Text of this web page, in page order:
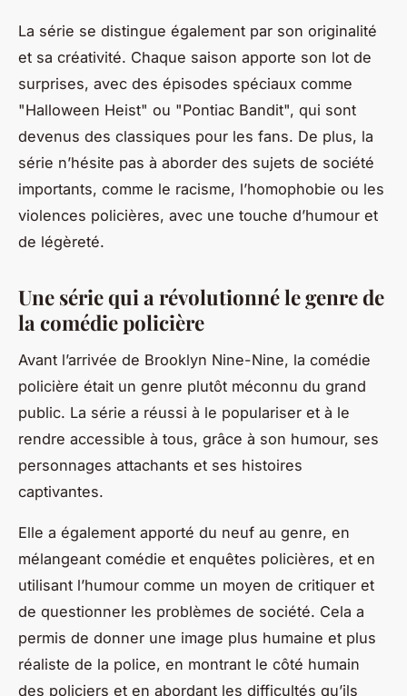
La série se distingue également par son originalité
et sa créativité. Chaque saison apporte son lot de
surprises, avec des épisodes spéciaux comme
"Halloween Heist" ou "Pontiac Bandit", qui sont
devenus des classiques pour les fans. De plus, la
série n’hésite pas à aborder des sujets de société
importants, comme le racisme, l’homophobie ou les
violences policières, avec une touche d’humour et
de légèreté.
Une série qui a révolutionné le genre de
la comédie policière
Avant l’arrivée de Brooklyn Nine-Nine, la comédie
policière était un genre plutôt méconnu du grand
public. La série a réussi à le populariser et à le
rendre accessible à tous, grâce à son humour, ses
personnages attachants et ses histoires
captivantes.
Elle a également apporté du neuf au genre, en
mélangeant comédie et enquêtes policières, et en
utilisant l’humour comme un moyen de critiquer et
de questionner les problèmes de société. Cela a
permis de donner une image plus humaine et plus
réaliste de la police, en montrant le côté humain
des policiers et en abordant les difficultés qu’ils